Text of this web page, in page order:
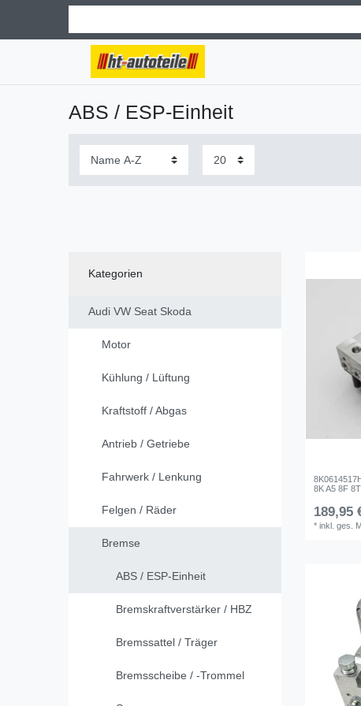
ABS / ESP-Einheit
Kategorien
Audi VW Seat Skoda
Motor
Kühlung / Lüftung
Kraftstoff / Abgas
Antrieb / Getriebe
Fahrwerk / Lenkung
Felgen / Räder
Bremse
ABS / ESP-Einheit
Bremskraftverstärker / HBZ
Bremssattel / Träger
Bremsscheibe / -Trommel
8K A5 8F
189,95
*inkl. ges.